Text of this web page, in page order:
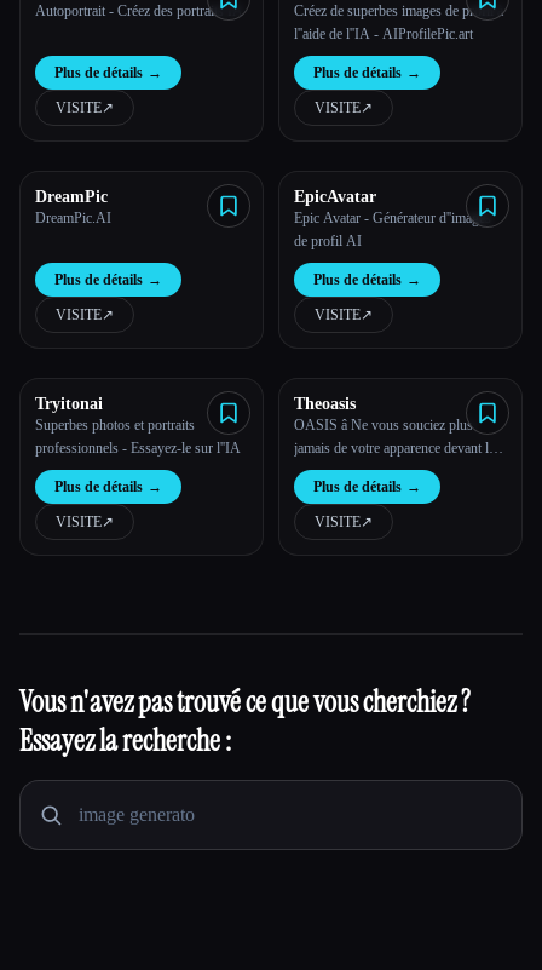
Autoportrait - Créez des portraits IA
Plus de détails →
VISITE↗︎
Créez de superbes images de profil à
l''aide de l''IA - AIProfilePic.art
Plus de détails →
VISITE↗︎
DreamPic
DreamPic.AI
Plus de détails →
VISITE↗︎
EpicAvatar
Epic Avatar - Générateur d''images
de profil AI
Plus de détails →
VISITE↗︎
Tryitonai
Superbes photos et portraits
professionnels - Essayez-le sur l''IA
Plus de détails →
VISITE↗︎
Theoasis
OASIS â Ne vous souciez plus
jamais de votre apparence devant la
caméra
Plus de détails →
VISITE↗︎
Vous n'avez pas trouvé ce que vous cherchiez ?
Essayez la recherche :